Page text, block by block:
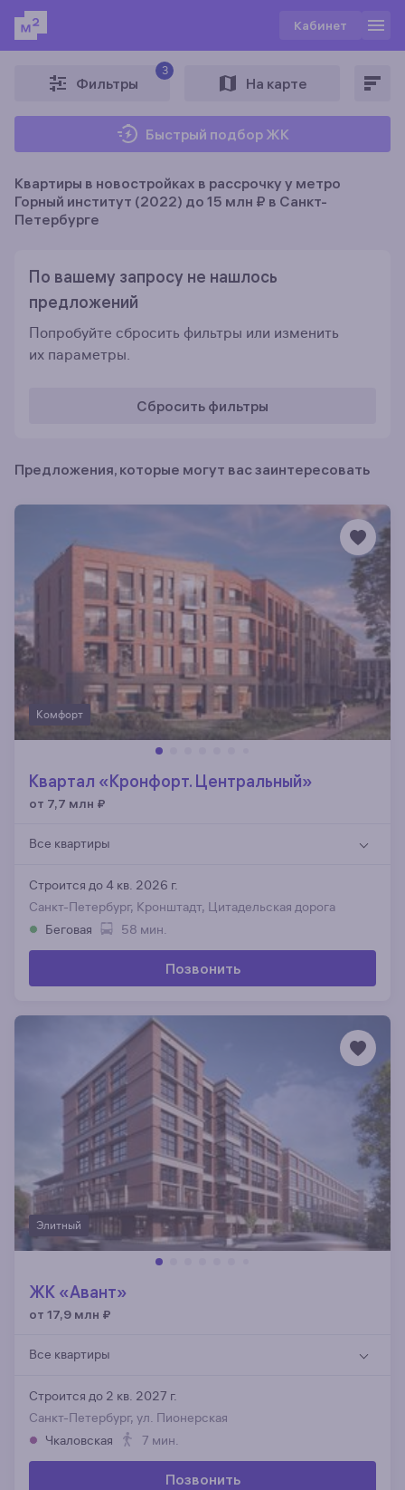
Кабинет
Фильтры
3
На карте
Быстрый подбор ЖК
Квартиры в новостройках в рассрочку у метро
Горный институт (2022) до 15 млн ₽ в Санкт-
Петербурге
По вашему запросу не нашлось
предложений
Попробуйте сбросить фильтры или изменить
их параметры.
Сбросить фильтры
Предложения, которые могут вас заинтересовать
Комфорт
Квартал «Кронфорт. Центральный»
от 7,7 млн ₽
Все квартиры
Строится до 4 кв. 2026 г.
Санкт-Петербург, Кронштадт, Цитадельская дорога
Беговая
58 мин.
Позвонить
Элитный
ЖК «Авант»
от 17,9 млн ₽
Все квартиры
Строится до 2 кв. 2027 г.
Санкт-Петербург, ул. Пионерская
Чкаловская
7 мин.
Позвонить